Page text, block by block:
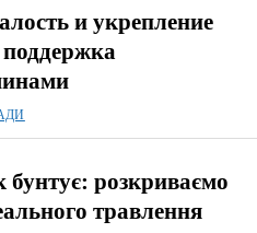
и укрепление
розкриваємо
травлення